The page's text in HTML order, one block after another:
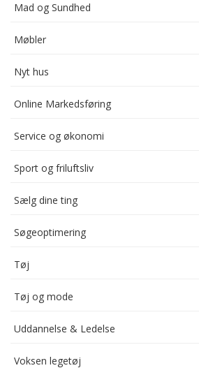
Mad og Sundhed
Møbler
Nyt hus
Online Markedsføring
Service og økonomi
Sport og friluftsliv
Sælg dine ting
Søgeoptimering
Tøj
Tøj og mode
Uddannelse & Ledelse
Voksen legetøj